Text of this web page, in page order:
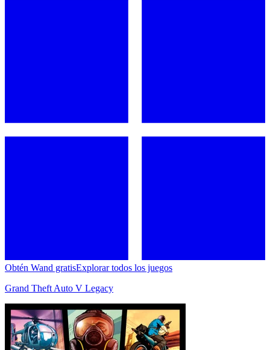
Obtén Wand gratisExplorar todos los juegos
Grand Theft Auto V Legacy